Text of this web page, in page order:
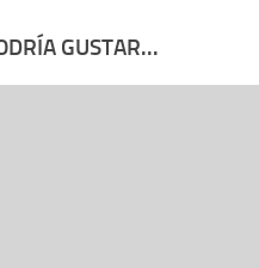
GUSTAR...